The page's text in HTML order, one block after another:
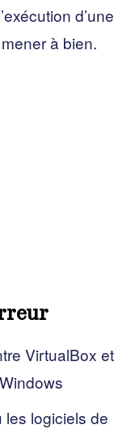
d’une
à bien.
VirtualBox et
les logiciels de